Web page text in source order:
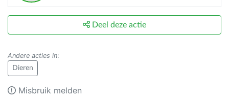
Deel deze actie
Andere acties in:
Dieren
Misbruik melden